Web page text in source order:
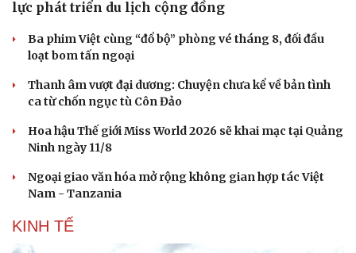
lực phát triển du lịch cộng đồng
Ba phim Việt cùng “đổ bộ” phòng vé tháng 8, đối đầu
loạt bom tấn ngoại
Thanh âm vượt đại dương: Chuyện chưa kể về bản tình
ca từ chốn ngục tù Côn Đảo
Hoa hậu Thế giới Miss World 2026 sẽ khai mạc tại Quảng
Ninh ngày 11/8
Ngoại giao văn hóa mở rộng không gian hợp tác Việt
Nam - Tanzania
KINH TẾ